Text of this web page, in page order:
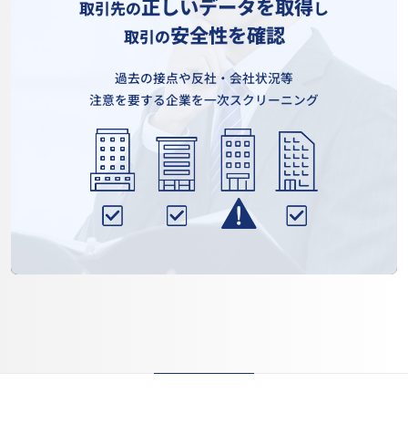
取引先の正しいデータを取得し
取引の安全性を確認
過去の接点や反社・会社状況等
注意を要する企業を一次スクリーニング